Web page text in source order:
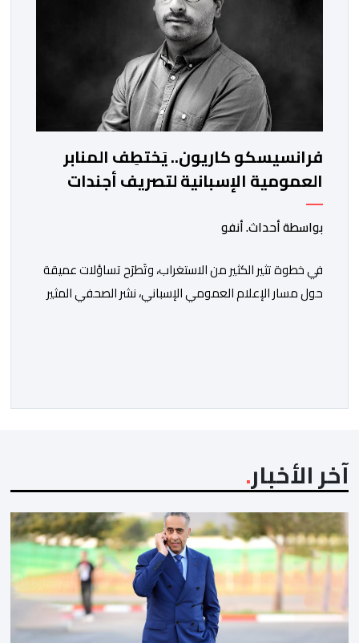
فرانسيسكو كاريون.. يَختطِف المنابر
العمومية الإسبانية لتصريف أجندات
معادية للمغرب
بواسطة أحداث. أنفو
في خطوة تثير الكثير من الاستغراب، وتَطرَح تساؤلات عميقة
حول مسار الإعلام العمومي الإسباني، نشر الصحفي المثير
الاجتماعية”، يُمثِّل خروجاً غير مألوف عن الخط التحريري
آخر الأخبار